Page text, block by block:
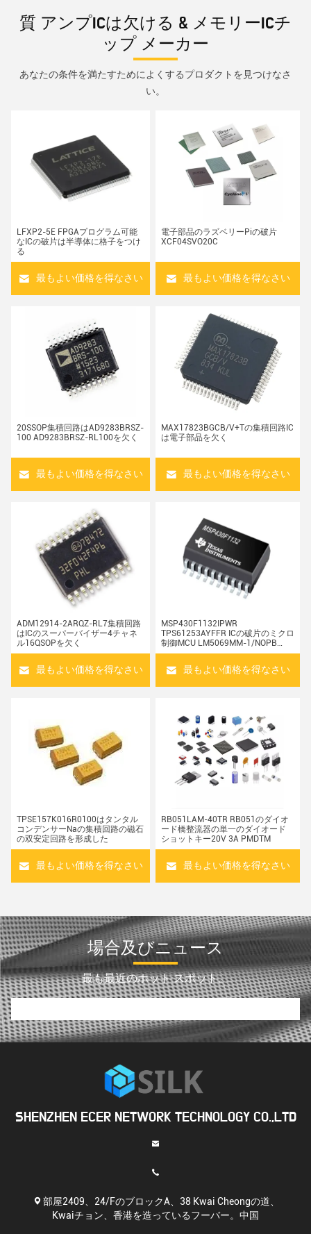
質 アンプICは欠ける & メモリーICチ
ップ メーカー
あなたの条件を満たすためによくするプロダクトを見つけなさ
い。
LFXP2-5E FPGAプログラム可能
なICの破片は半導体に格子をつけ
る
最もよい価格を得なさい
電子部品のラズベリーPiの破片
XCF04SVO20C
最もよい価格を得なさい
20SSOP集積回路はAD9283BRSZ-
100 AD9283BRSZ-RL100を欠く
最もよい価格を得なさい
MAX17823BGCB/V+Tの集積回路IC
は電子部品を欠く
最もよい価格を得なさい
ADM12914-2ARQZ-RL7集積回路
はICのスーパーバイザー4チャネ
ル16QSOPを欠く
最もよい価格を得なさい
MSP430F1132IPWR
TPS61253AYFFR ICの破片のミクロ
制御MCU LM5069MM-1/NOPB
LM74610QDGKTQ1
最もよい価格を得なさい
TPSE157K016R0100はタンタル
コンデンサーNaの集積回路の磁石
の双安定回路を形成した
最もよい価格を得なさい
RB051LAM-40TR RB051のダイオ
ード橋整流器の単一のダイオード
ショットキー20V 3A PMDTM
最もよい価格を得なさい
場合及びニュース
最も最近のホット スポット。
SHENZHEN ECER NETWORK TECHNOLOGY CO.,LTD
部屋2409、24/FのブロックA、38 Kwai Cheongの道、
Kwaiチョン、香港を造っているフーバー。中国